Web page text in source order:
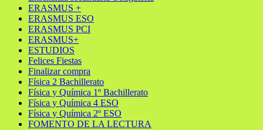
ERASMUS +
ERASMUS ESO
ERASMUS PCI
ERASMUS+
ESTUDIOS
Felices Fiestas
Finalizar compra
Física 2 Bachillerato
Física y Química 1º Bachillerato
Física y Química 4 ESO
Física y Química 2º ESO
FOMENTO DE LA LECTURA